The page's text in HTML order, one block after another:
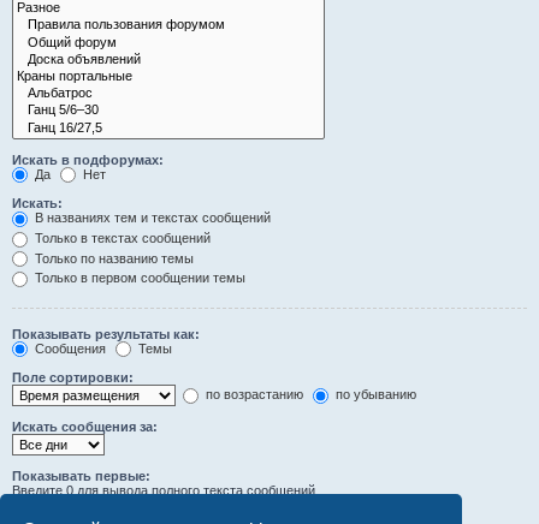
Искать в подфорумах:
Да
Нет
Искать:
В названиях тем и текстах сообщений
Только в текстах сообщений
Только по названию темы
Только в первом сообщении темы
Показывать результаты как:
Сообщения
Темы
Поле сортировки:
по возрастанию
по убыванию
Искать сообщения за:
Показывать первые:
Введите 0 для вывода полного текста сообщений.